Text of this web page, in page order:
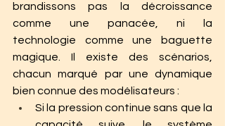
brandissons pas la décroissance
comme une panacée, ni la
technologie comme une baguette
magique. Il existe des scénarios,
chacun marqué par une dynamique
bien connue des modélisateurs :
Si la pression continue sans que la